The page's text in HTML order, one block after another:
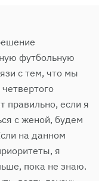
футбольную
с тем, что мы
правильно, если я
с женой, будем
на данном
я
пока не знаю.